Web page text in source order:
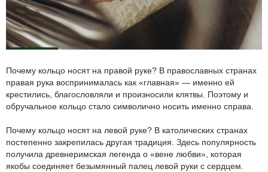
Почему кольцо носят на правой руке? В православных странах
правая рука воспринималась как «главная» — именно ей
крестились, благословляли и произносили клятвы. Поэтому и
обручальное кольцо стало символично носить именно справа.
Почему кольцо носят на левой руке? В католических странах
постепенно закрепилась другая традиция. Здесь популярность
получила древнеримская легенда о «вене любви», которая
якобы соединяет безымянный палец левой руки с сердцем.